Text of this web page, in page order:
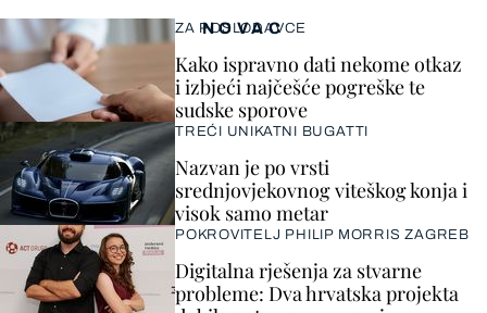
NOVAC
ZA POSLODAVCE
Kako ispravno dati nekome otkaz
i izbjeći najčešće pogreške te
sudske sporove
TREĆI UNIKATNI BUGATTI
Nazvan je po vrsti
srednjovjekovnog viteškog konja i
visok samo metar
POKROVITELJ PHILIP MORRIS ZAGREB
Digitalna rješenja za stvarne
probleme: Dva hrvatska projekta